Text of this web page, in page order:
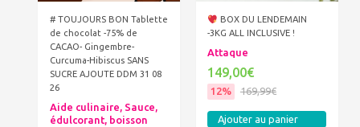
# TOUJOURS BON Tablette
de chocolat -75% de
CACAO- Gingembre-
Curcuma-Hibiscus SANS
SUCRE AJOUTE DDM 31 08
26
Aide culinaire, Sauce,
édulcorant, boisson
BOX DU LENDEMAIN
-3KG ALL INCLUSIVE !
Attaque
149,00€
12% 169,99€
Ajouter au panier